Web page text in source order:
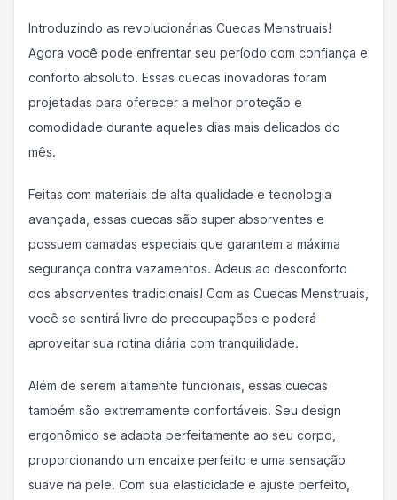
Introduzindo as revolucionárias Cuecas Menstruais!
Agora você pode enfrentar seu período com confiança e
conforto absoluto. Essas cuecas inovadoras foram
projetadas para oferecer a melhor proteção e
comodidade durante aqueles dias mais delicados do
mês.
Feitas com materiais de alta qualidade e tecnologia
avançada, essas cuecas são super absorventes e
possuem camadas especiais que garantem a máxima
segurança contra vazamentos. Adeus ao desconforto
dos absorventes tradicionais! Com as Cuecas Menstruais,
você se sentirá livre de preocupações e poderá
aproveitar sua rotina diária com tranquilidade.
Além de serem altamente funcionais, essas cuecas
também são extremamente confortáveis. Seu design
ergonômico se adapta perfeitamente ao seu corpo,
proporcionando um encaixe perfeito e uma sensação
suave na pele. Com sua elasticidade e ajuste perfeito,